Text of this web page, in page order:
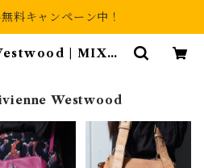
料キャンペーン中！
| MIXHI
Westwood